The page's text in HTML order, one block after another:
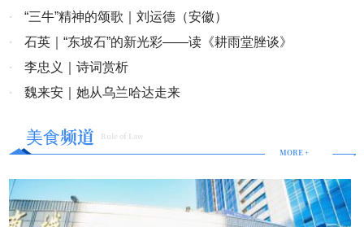
·
“三牛”精神的颂歌｜刘运德（安徽）
·
石英｜“东坡石”的新光彩——读《耕雨堂脞谈》
·
李忠义｜诗词赏析
·
魏来安｜她从乌兰哈达走来
美食频道
Rule of Law
MORE +